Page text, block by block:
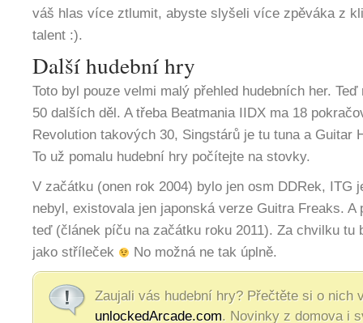
váš hlas více ztlumit, abyste slyšeli více zpěváka z
talent :).
Další hudební hry
Toto byl pouze velmi malý přehled hudebních her.
50 dalších děl. A třeba Beatmania IIDX ma 18
Revolution takových 30, Singstárů je tu tuna a Guitar
To už pomalu hudební hry počítejte na stovky.
V začátku (onen rok 2004) bylo jen osm DDRek, ITG
nebyl, existovala jen japonská verze Guitra Freaks. A
teď (článek píču na začátku roku 2011). Za chvilku tu
jako stříleček
No možná ne tak úplně.
Zaujali vás hudební hry? Přečtěte si o nich
unlockedArcade.com. Novinky z domova i